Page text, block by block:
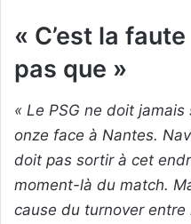
« C’est la
pas que »
« Le PSG ne doit
onze face à Nantes.
doit pas sortir à cet
moment-là du match.
cause du turnover entre